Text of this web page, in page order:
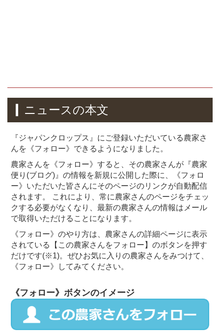
ニュースの本文
『ジャパンクロップス』にご登録いただいている農家さ
んを《フォロー》できるようになりました。
農家さんを《フォロー》すると、その農家さんが『農家
便り(ブログ)』の情報を新規に公開した際に、《フォロ
ー》いただいた皆さんにそのページのリンクが自動配信
されます。 これにより、常に農家さんのページをチェッ
クする必要がなくなり、最新の農家さんの情報はメール
で取得いただけることになります。
《フォロー》のやり方は、農家さんの詳細ページに表示
されている【この農家さんをフォロー】のボタンを押す
だけです(※1)。ぜひお気に入りの農家さんをみつけて、
《フォロー》してみてください。
《フォロー》ボタンのイメージ